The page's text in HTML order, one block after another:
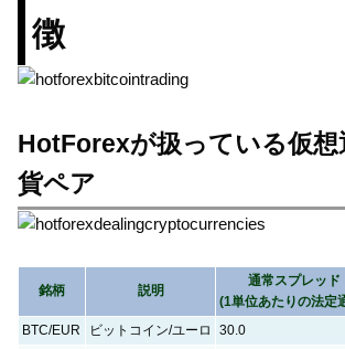
徴
HotForexが扱っている仮想
貨ペア
銘柄 説明
通常スプレッド
(1単位あたりの法定
BTC/EUR
ビットコイン/ユーロ 30.0